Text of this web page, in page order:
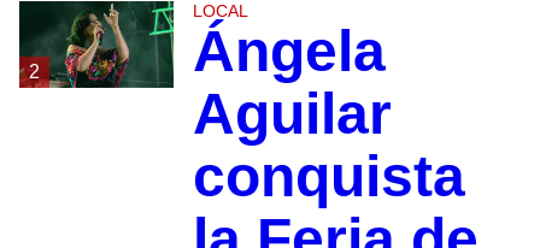
2
LOCAL
Ángela
Aguilar
conquista